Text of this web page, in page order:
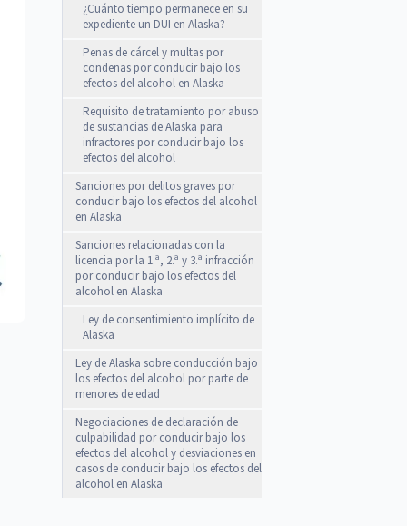
¿Cuánto tiempo permanece en su
expediente un DUI en Alaska?
Penas de cárcel y multas por
condenas por conducir bajo los
efectos del alcohol en Alaska
Requisito de tratamiento por abuso
de sustancias de Alaska para
infractores por conducir bajo los
efectos del alcohol
Sanciones por delitos graves por
conducir bajo los efectos del alcohol
en Alaska
Sanciones relacionadas con la
licencia por la 1.ª, 2.ª y 3.ª infracción
por conducir bajo los efectos del
alcohol en Alaska
Ley de consentimiento implícito de
Alaska
Ley de Alaska sobre conducción bajo
los efectos del alcohol por parte de
menores de edad
Negociaciones de declaración de
culpabilidad por conducir bajo los
efectos del alcohol y desviaciones en
casos de conducir bajo los efectos del
alcohol en Alaska